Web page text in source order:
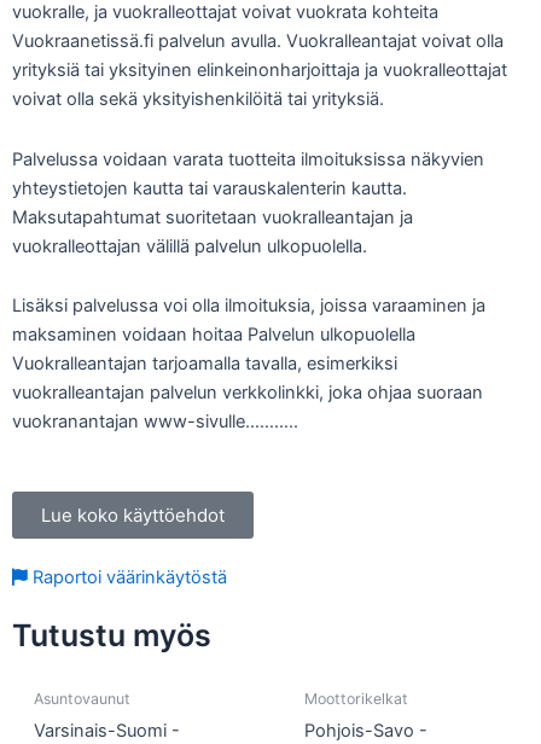
vuokralle, ja vuokralleottajat voivat vuokrata kohteita
Vuokraanetissä.fi palvelun avulla. Vuokralleantajat voivat olla
yrityksiä tai yksityinen elinkeinonharjoittaja ja vuokralleottajat
voivat olla sekä yksityishenkilöitä tai yrityksiä.
Palvelussa voidaan varata tuotteita ilmoituksissa näkyvien
yhteystietojen kautta tai varauskalenterin kautta.
Maksutapahtumat suoritetaan vuokralleantajan ja
vuokralleottajan välillä palvelun ulkopuolella.
Lisäksi palvelussa voi olla ilmoituksia, joissa varaaminen ja
maksaminen voidaan hoitaa Palvelun ulkopuolella
Vuokralleantajan tarjoamalla tavalla, esimerkiksi
vuokralleantajan palvelun verkkolinkki, joka ohjaa suoraan
vuokranantajan www-sivulle………..
Lue koko käyttöehdot
Raportoi väärinkäytöstä
Tutustu myös
Asuntovaunut
Varsinais-Suomi -
Moottorikelkat
Pohjois-Savo -